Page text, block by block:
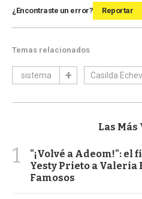
¿Encontraste un error? Reportar
Temas relacionados
sistema Casilda
Las Más
1
"¡Volvé a Adeom!": el
Yesty Prieto a Valeria
Famosos